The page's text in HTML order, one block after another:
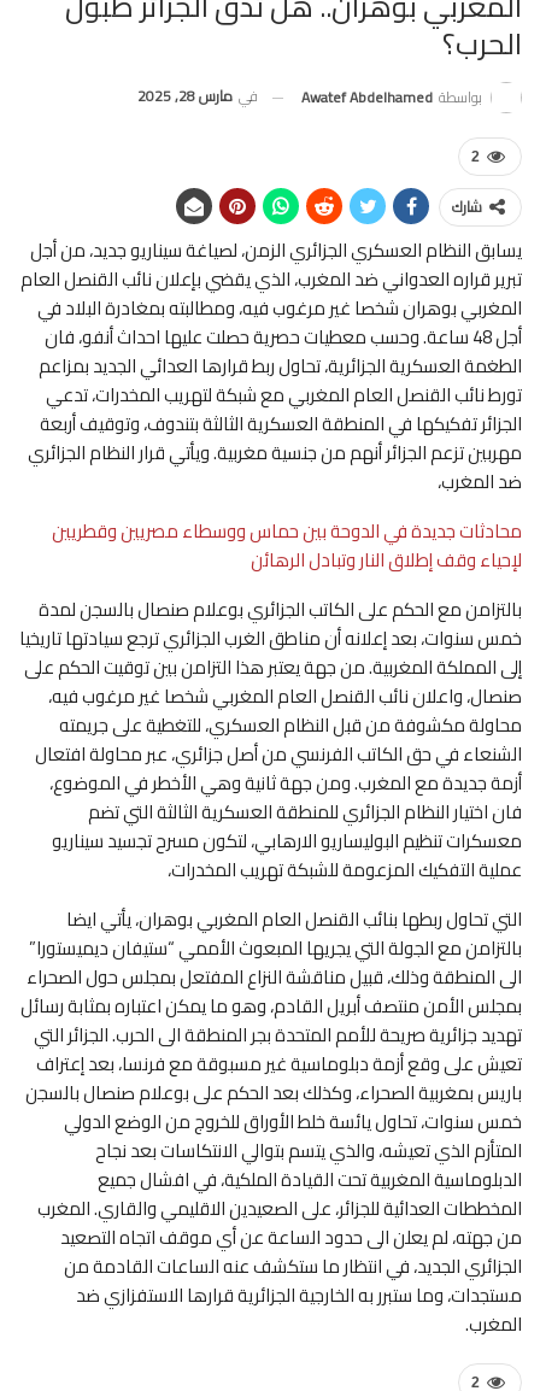
الحرب؟
بواسطة Awatef Abdelhamed في مارس 28, 2025
2
شارك
يسابق النظام العسكري الجزائري الزمن، لصياغة سيناريو جديد، من أجل
تبرير قراره العدواني ضد المغرب، الذي يقضي بإعلان نائب القنصل العام
المغربي بوهران شخصا غير مرغوب فيه، ومطالبته بمغادرة البلاد في
أجل 48 ساعة. وحسب معطيات حصرية حصلت عليها احداث أنفو، فان
الطغمة العسكرية الجزائرية، تحاول ربط قرارها العدائي الجديد بمزاعم
تورط نائب القنصل العام المغربي مع شبكة لتهريب المخدرات، تدعي
الجزائر تفكيكها في المنطقة العسكرية الثالثة بتندوف، وتوقيف أربعة
مهربين تزعم الجزائر أنهم من جنسية مغربية. ويأتي قرار النظام الجزائري
ضد المغرب،
محادثات جديدة في الدوحة بين حماس ووسطاء مصريين وقطريين
لإحياء وقف إطلاق النار وتبادل الرهائن
بالتزامن مع الحكم على الكاتب الجزائري بوعلام صنصال بالسجن لمدة
خمس سنوات، بعد إعلانه أن مناطق الغرب الجزائري ترجع سيادتها تاريخيا
إلى المملكة المغربية. من جهة يعتبر هذا التزامن بين توقيت الحكم على
صنصال، واعلان نائب القنصل العام المغربي شخصا غير مرغوب فيه،
محاولة مكشوفة من قبل النظام العسكري، للتغطية على جريمته
الشنعاء في حق الكاتب الفرنسي من أصل جزائري، عبر محاولة افتعال
أزمة جديدة مع المغرب. ومن جهة ثانية وهي الأخطر في الموضوع،
فان اختيار النظام الجزائري للمنطقة العسكرية الثالثة التي تضم
معسكرات تنظيم البوليساريو الارهابي، لتكون مسرح تجسيد سيناريو
عملية التفكيك المزعومة للشبكة تهريب المخدرات،
التي تحاول ربطها بنائب القنصل العام المغربي بوهران، يأتي ايضا
بالتزامن مع الجولة التي يجريها المبعوث الأممي “ستيفان ديميستورا”
الى المنطقة وذلك، قبيل مناقشة النزاع المفتعل بمجلس حول الصحراء
بمجلس الأمن منتصف أبريل القادم، وهو ما يمكن اعتباره بمثابة رسائل
تهديد جزائرية صريحة للأمم المتحدة بجر المنطقة الى الحرب. الجزائر التي
تعيش على وقع أزمة دبلوماسية غير مسبوقة مع فرنسا، بعد إعتراف
باريس بمغربية الصحراء، وكذلك بعد الحكم على بوعلام صنصال بالسجن
خمس سنوات، تحاول يائسة خلط الأوراق للخروج من الوضع الدولي
المتأزم الذي تعيشه، والذي يتسم بتوالي الانتكاسات بعد نجاح
الدبلوماسية المغربية تحت القيادة الملكية، في افشال جميع
المخططات العدائية للجزائر، على الصعيدين الاقليمي والقاري. المغرب
من جهته، لم يعلن الى حدود الساعة عن أي موقف اتجاه التصعيد
الجزائري الجديد، في انتظار ما ستكشف عنه الساعات القادمة من
مستجدات، وما ستبرر به الخارجية الجزائرية قرارها الاستفزازي ضد
المغرب.
2